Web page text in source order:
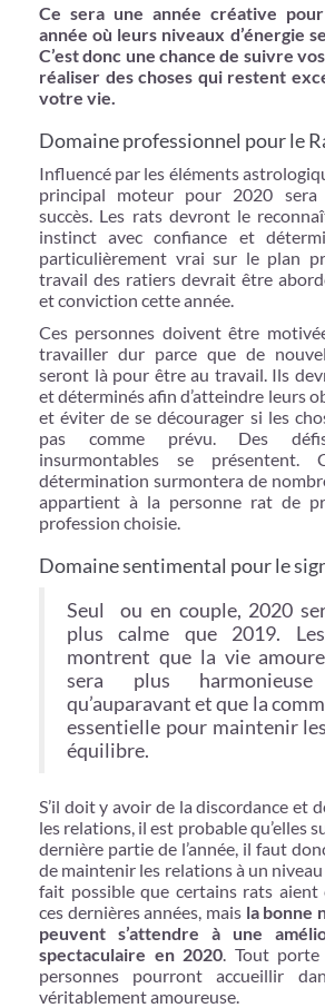
Ce sera une année créative
année où leurs niveaux d’énergie
C’est donc une chance de suivre
réaliser des choses qui restent
votre vie.
Domaine professionnel pour le
Influencé par les éléments
principal moteur pour 2020 sera
succès. Les rats devront le
instinct avec confiance et
particulièrement vrai sur le plan
travail des ratiers devrait être
et conviction cette année.
Ces personnes doivent être
travailler dur parce que de
seront là pour être au travail. Ils
et déterminés afin d’atteindre leurs
et éviter de se décourager si les
pas comme prévu. Des défis
insurmontables se présentent.
détermination surmontera de
appartient à la personne rat de
profession choisie.
Domaine sentimental pour le
Seul ou en couple, 2020
plus calme que 2019.
montrent que la vie
sera plus
qu’auparavant et que la
essentielle pour maintenir
équilibre.
S’il doit y avoir de la discordance et
les relations, il est probable qu’elles
dernière partie de l’année, il faut
de maintenir les relations à un
fait possible que certains rats
ces dernières années, mais la bonne
peuvent s’attendre à une
spectaculaire en 2020. Tout
personnes pourront accueillir
véritablement amoureuse.